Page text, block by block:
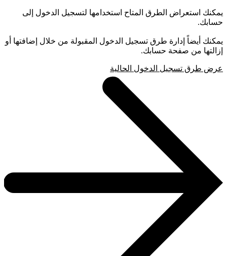
يمكنك استعراض الطرق المتاح استخدامها لتسجيل الدخول إلى
حسابك.
يمكنك أيضاً إدارة طرق تسجيل الدخول المقبولة من خلال إضافتها أو
إزالتها من صفحة حسابك.
عرض طرق تسجيل الدخول الحالية